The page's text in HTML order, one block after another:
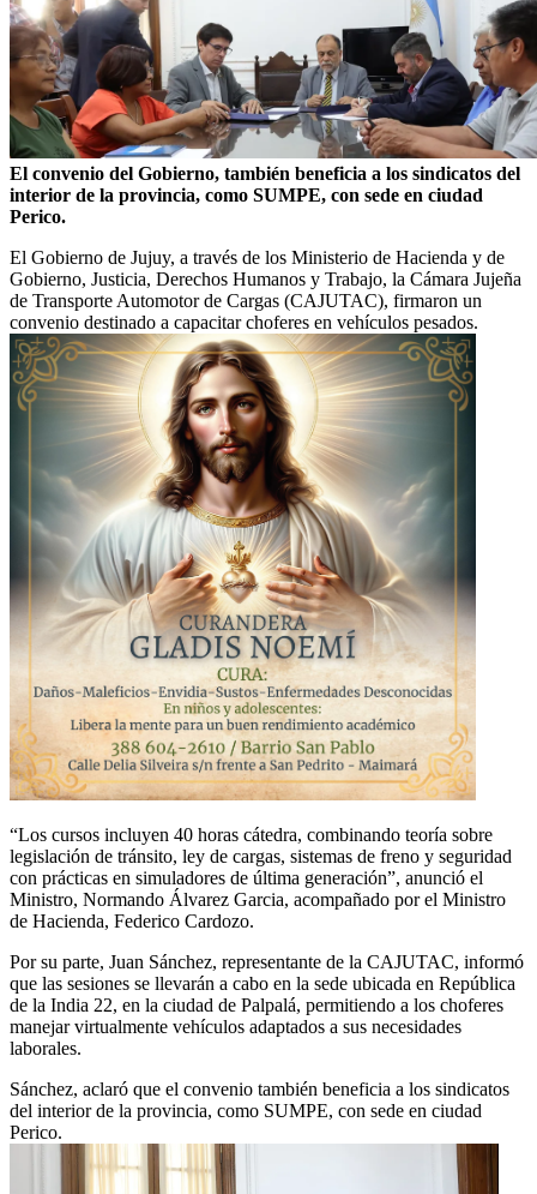
El convenio del Gobierno, también beneficia a los sindicatos del
interior de la provincia, como SUMPE, con sede en ciudad
Perico.
El Gobierno de Jujuy, a través de los Ministerio de Hacienda y de
Gobierno, Justicia, Derechos Humanos y Trabajo, la Cámara Jujeña
de Transporte Automotor de Cargas (CAJUTAC), firmaron un
convenio destinado a capacitar choferes en vehículos pesados.
“Los cursos incluyen 40 horas cátedra, combinando teoría sobre
legislación de tránsito, ley de cargas, sistemas de freno y seguridad
con prácticas en simuladores de última generación”, anunció el
Ministro, Normando Álvarez Garcia, acompañado por el Ministro
de Hacienda, Federico Cardozo.
Por su parte, Juan Sánchez, representante de la CAJUTAC, informó
que las sesiones se llevarán a cabo en la sede ubicada en República
de la India 22, en la ciudad de Palpalá, permitiendo a los choferes
manejar virtualmente vehículos adaptados a sus necesidades
laborales.
Sánchez, aclaró que el convenio también beneficia a los sindicatos
del interior de la provincia, como SUMPE, con sede en ciudad
Perico.